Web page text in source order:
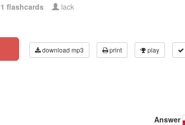
flashcards lack
download mp3 print play
Answer